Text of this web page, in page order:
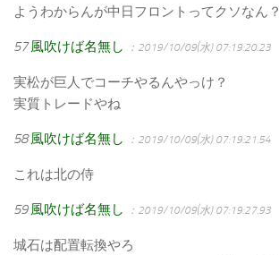
ようわからんが中日フロントってクソなん？
57 風吹けば名無し ：2019/10/09(水) 07:19:20.23
実松が巨人でコーチやるんやっけ？
実質トレードやね
58 風吹けば名無し ：2019/10/09(水) 07:19:21.54
これは北の侍
59 風吹けば名無し ：2019/10/09(水) 07:19:27.93
城石は配置転換やろ